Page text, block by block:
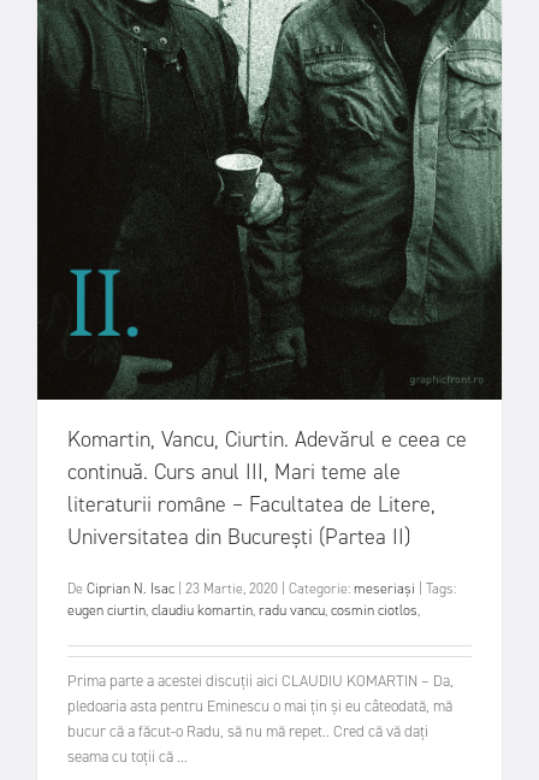
Komartin, Vancu, Ciurtin. Adevărul e ceea ce
continuă. Curs anul III, Mari teme ale
literaturii române – Facultatea de Litere,
Universitatea din București (Partea II)
De Ciprian N. Isac 23 Martie, 2020 Categorie:meseriași
Tags:
eugen ciurtin,claudiu komartin,radu vancu,cosmin ciotlos,
Prima parte a acestei discuții aici CLAUDIU KOMARTIN – Da,
pledoaria asta pentru Eminescu o mai țin și eu câteodată, mă
bucur că a făcut-o Radu, să nu mă repet.. Cred că vă dați
seama cu toții că ...